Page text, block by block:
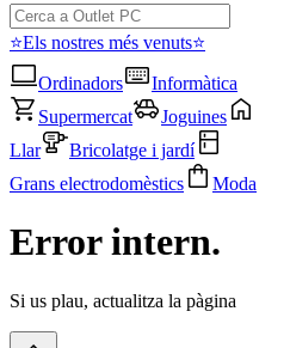
⭐Els nostres més venuts⭐
Ordinadors
Informàtica
Supermercat
Joguines
Llar
Bricolatge i jardí
Grans electrodomèstics
Moda
Error intern.
Si us plau, actualitza la pàgina